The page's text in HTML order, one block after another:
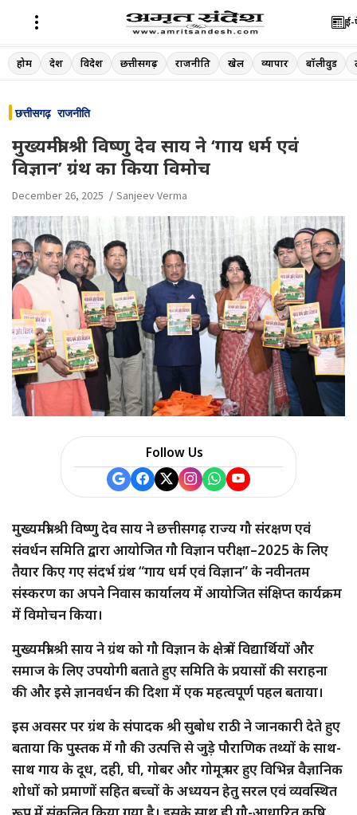
Skip
to
ई-
होम देश विदेश छत्तीसगढ़ राजनीति खेल व्यापार बॉलीवुड
छत्तीसगढ़ राजनीति
मुख्यमंत्री श्री विष्णु देव साय ने ‘गाय धर्म एवं
विज्ञान’ ग्रंथ का किया विमोच
December 26, 2025 Sanjeev Verma
Follow Us
मुख्यमंत्री श्री विष्णु देव साय ने छत्तीसगढ़ राज्य गौ संरक्षण एवं
संवर्धन समिति द्वारा आयोजित गौ विज्ञान परीक्षा–2025 के लिए
तैयार किए गए संदर्भ ग्रंथ “गाय धर्म एवं विज्ञान” के नवीनतम
संस्करण का अपने निवास कार्यालय में आयोजित संक्षिप्त कार्यक्रम
में विमोचन किया।
मुख्यमंत्री श्री साय ने ग्रंथ को गौ विज्ञान के क्षेत्र में विद्यार्थियों और
समाज के लिए उपयोगी बताते हुए समिति के प्रयासों की सराहना
की और इसे ज्ञानवर्धन की दिशा में एक महत्वपूर्ण पहल बताया।
इस अवसर पर ग्रंथ के संपादक श्री सुबोध राठी ने जानकारी देते हुए
बताया कि पुस्तक में गौ की उत्पत्ति से जुड़े पौराणिक तथ्यों के साथ-
साथ गाय के दूध, दही, घी, गोबर और गोमूत्र पर हुए विभिन्न वैज्ञानिक
शोधों को प्रमाणों सहित बच्चों के अध्ययन हेतु सरल एवं व्यवस्थित